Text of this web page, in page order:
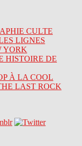
CULTE
LIGNES
YORK
HISTOIRE DE
À LA COOL
LAST ROCK